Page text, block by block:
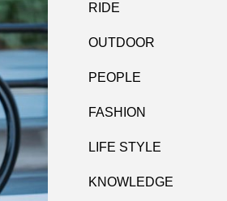
RIDE
OUTDOOR
PEOPLE
FASHION
LIFE STYLE
KNOWLEDGE